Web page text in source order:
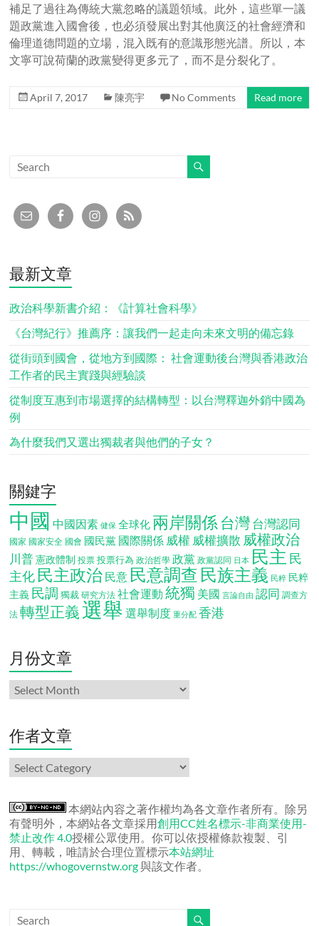
補足了過往為傳統大黨忽略的議題領域。此外，這些單一議
題政黨進入國會後，也必須發展出對其他廣泛的社會經濟和
倫理道德問題的立場，混入既有的意識形態光譜。所以，本
文寧可說荷蘭的政黨變得更多元了，而不是分裂化了。
April 7, 2017 陳亮宇 No Comments Read more
最新文章
政治科學新書介紹：《計算社會科學》
《台灣紀行》推薦序：讓我們一起走向未來文明的備忘錄
從街頭到國會，從地方到國際： 社會運動後台灣與香港政治
工作者的民主實踐與經驗談
從制度互惠到市場選擇的結構轉型：以台灣釋迦外銷中國為
例
為什麼我們又選出獨裁者與他們的子女？
關鍵字
中國 中國因素 健保 全球化 兩岸關係 台灣台灣認同
國家 國家安全 國會 國民黨 國際關係 威權 威權擴散 威權政治
川普 憲政體制 投票 投票行為 政治哲學 政黨 政黨認同 日本 民主 民
主化 民主政治 民意 民意調查 民族主義 民粹 民粹
主義 民調 獨裁 研究方法 社會運動 統獨 美國 言論自由 認同 調查方
法 轉型正義 選舉 選舉制度 重分配 香港
月份文章
月
份
章
作者文章
作
者
章
本網站內容之著作權均為各文章作者所有。除另
有聲明外，本網站各文章採用創用CC姓名標示-非商業使用-
禁止改作 4.0授權公眾使用。你可以依授權條款複製、引
用、轉載，唯請於合理位置標示本站網址
https://whogovernstw.org與該文作者。